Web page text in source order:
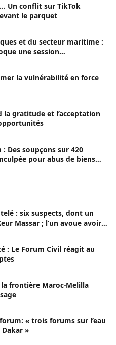
Un conflit sur TikTok
le parquet
et du secteur maritime :
une session
la vulnérabilité en force
la gratitude et l’acceptation
: Des soupçons sur 420
pour abus de biens
: six suspects, dont un
Massar ; l’un avoue avoir
: Le Forum Civil réagit au
frontière Maroc-Melilla
« trois forums sur l’eau
»